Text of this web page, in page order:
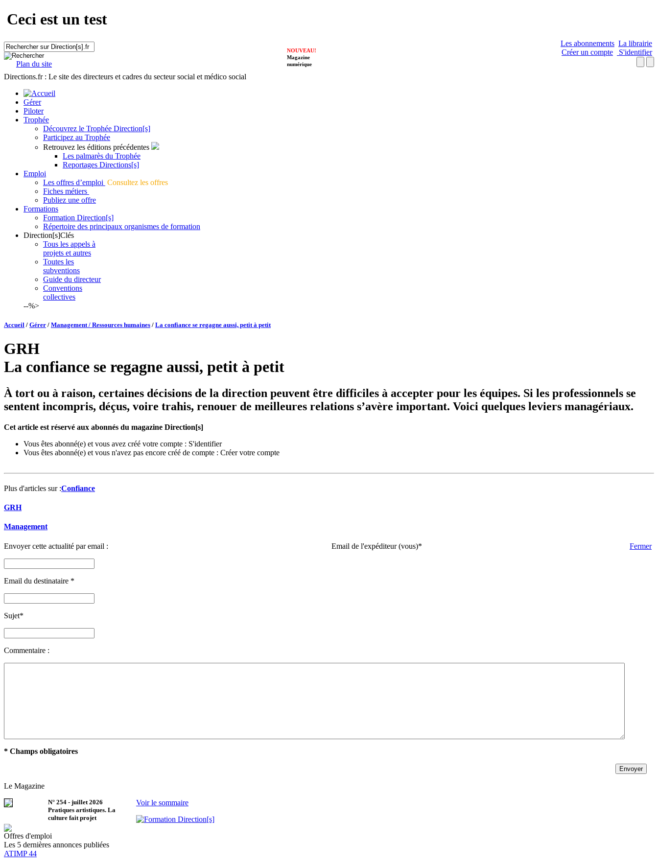
Ceci est un test
Plan du site
Les abonnements La librairie
Créer un compte
S'identifier
NOUVEAU!
Magazine
numérique
Directions.fr : Le site des directeurs et cadres du secteur social et médico social
Gérer
Piloter
Trophée
Découvrez le Trophée Direction[s]
Participez au Trophée
Retrouvez les éditions précédentes
Les palmarès du Trophée
Reportages Directions[s]
Emploi
Les offres d’emploi Consultez les offres
Fiches métiers
Publiez une offre
Formations
Formation Direction[s]
Répertoire des principaux organismes de formation
Direction[s]Clés
Tous les appels à
projets et autres
Toutes les
subventions
Guide du directeur
Conventions
collectives
--%>
Accueil / Gérer / Management / Ressources humaines / La confiance se regagne aussi, petit à petit
GRH
La confiance se regagne aussi, petit à petit
À tort ou à raison, certaines décisions de la direction peuvent être difficiles à accepter pour les équipes. Si les professionnels se
sentent incompris, déçus, voire trahis, renouer de meilleures relations s’avère important. Voici quelques leviers managériaux.
Cet article est réservé aux abonnés du magazine Direction[s]
Vous êtes abonné(e) et vous avez créé votre compte : S'identifier
Vous êtes abonné(e) et vous n'avez pas encore créé de compte : Créer votre compte
Plus d'articles sur :Confiance
GRH
Management
Envoyer cette actualité par email : Fermer
Email de l'expéditeur (vous)*
Email du destinataire *
Sujet*
Commentaire :
* Champs obligatoires
Le Magazine
N° 254 - juillet 2026
Pratiques artistiques. La
culture fait projet
Voir le sommaire
Offres d'emploi
Les 5 dernières annonces publiées
ATIMP 44